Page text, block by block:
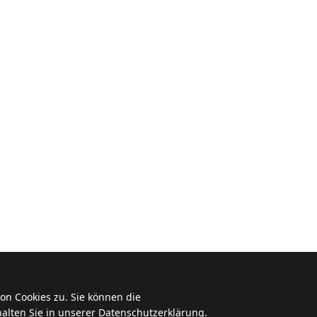
Cookies zu. Sie können die
Sie in unserer Datenschutzerklärung.